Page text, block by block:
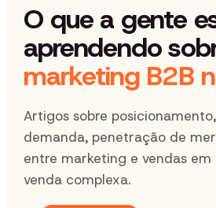
O que a gente
aprendendo
marketing B2B
Artigos sobre
demanda, penetração de
entre marketing e vendas em
venda complexa.